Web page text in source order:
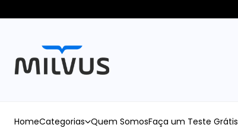
HomeCategorias Quem SomosFaça um Teste Grátis